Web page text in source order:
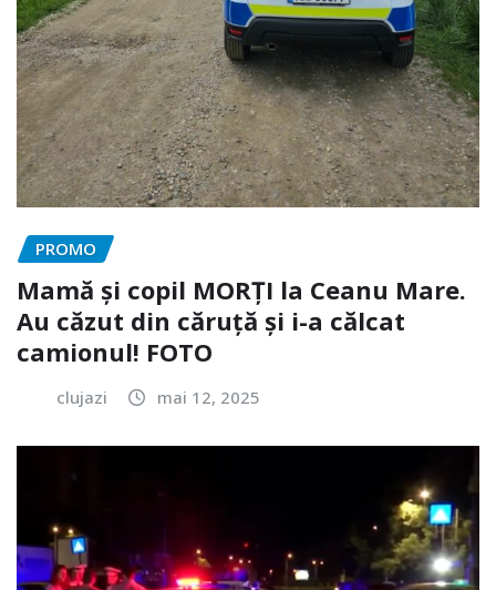
PROMO
Mamă și copil MORȚI la Ceanu Mare.
Au căzut din căruță și i-a călcat
camionul! FOTO
clujazi mai 12, 2025